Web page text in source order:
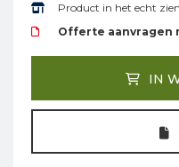
Product in het echt
Offerte aanvragen
IN